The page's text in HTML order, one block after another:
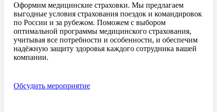
Оформим медицинские страховки. Мы предлагаем
выгодные условия страхования поездок и командировок
по России и за рубежом. Поможем с выбором
оптимальной программы медицинского страхования,
учитывая все потребности и особенности, и обеспечим
надёжную защиту здоровья каждого сотрудника вашей
компании.
Обсудить мероприятие